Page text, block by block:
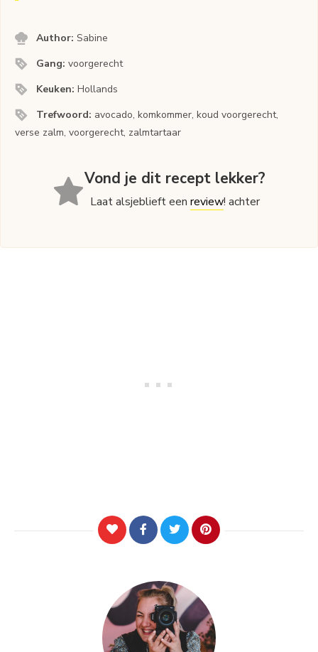
Author:Sabine
Gang:voorgerecht
Keuken:Hollands
Trefwoord: avocado, komkommer, koud voorgerecht,
verse zalm, voorgerecht, zalmtartaar
Vond je dit recept lekker?
Laat alsjeblieft eenreview! achter